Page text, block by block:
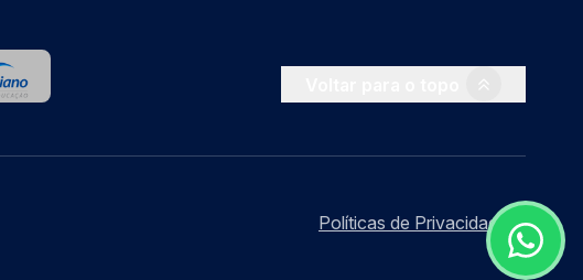
Políticas de Privacidade